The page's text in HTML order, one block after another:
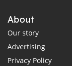
About
Our story
Advertising
Privacy Policy